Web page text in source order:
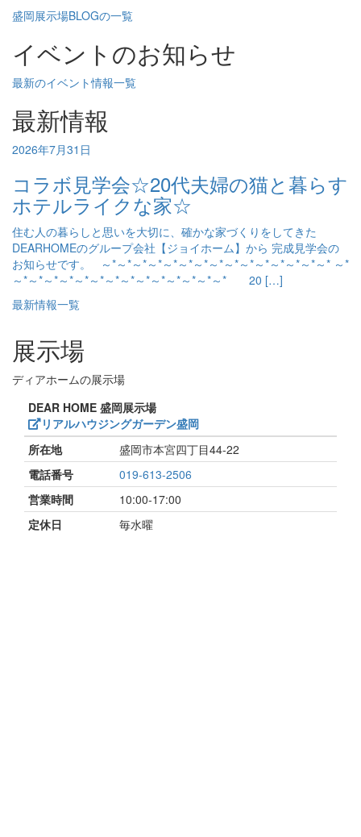
盛岡展示場BLOGの一覧
イベントのお知らせ
最新のイベント情報一覧
最新情報
2026年7月31日
コラボ見学会☆20代夫婦の猫と暮らす
ホテルライクな家☆
住む人の暮らしと思いを大切に、確かな家づくりをしてきた
DEARHOMEのグループ会社【ジョイホーム】から 完成見学会の
お知らせです。 ～*～*～*～*～*～*～*～*～*～*～*～*～*～*～* ～*
～*～*～*～*～*～*～*～*～*～*～*～*～*～* 20 […]
最新情報一覧
展示場
ディアホームの展示場
DEAR HOME 盛岡展示場
リアルハウジングガーデン盛岡
所在地
盛岡市本宮四丁目44-22
電話番号
019-613-2506
営業時間
10:00-17:00
定休日
毎水曜